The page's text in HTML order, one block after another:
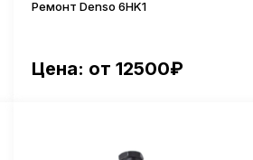
Цена: от 12500₽
Ремонт Denso 6HK1